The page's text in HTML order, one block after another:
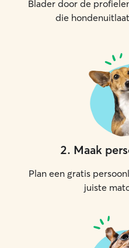
Blader door de
die
2. Maak
Plan een gratis
juiste